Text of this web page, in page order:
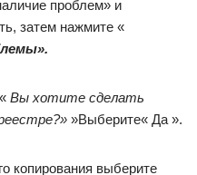
проблем» и
затем нажмите «
Вы хотите сделать
»Выберите« Да ».
копирования выберите